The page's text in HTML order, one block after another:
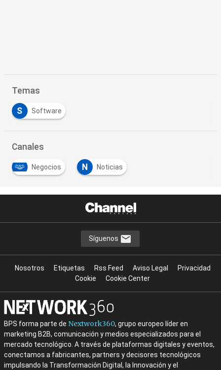
Temas
S Software
Canales
Negocios N Noticias
Síguenos
Nosotros Etiquetas Rss Feed Aviso Legal
Privacidad
Cookie
Cookie Center
BPS forma parte de Nextwork360, grupo europeo líder en
marketing B2B, comunicación y medios especializados para el
mercado tecnológico. A través de plataformas digitales y eventos,
conectamos a fabricantes, partners y decisores tecnológicos
impulsando la Transformación Digital, la Innovación y el